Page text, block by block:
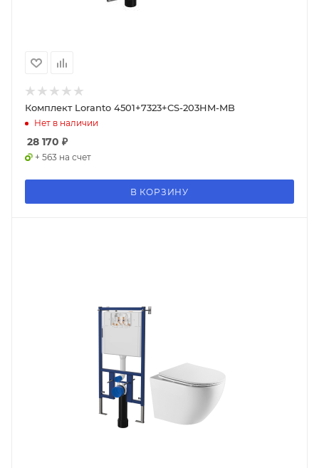
Комплект Loranto 4501+7323+CS-203HM-MB
Нет в наличии
28 170 ₽
+ 563 на счет
В КОРЗИНУ